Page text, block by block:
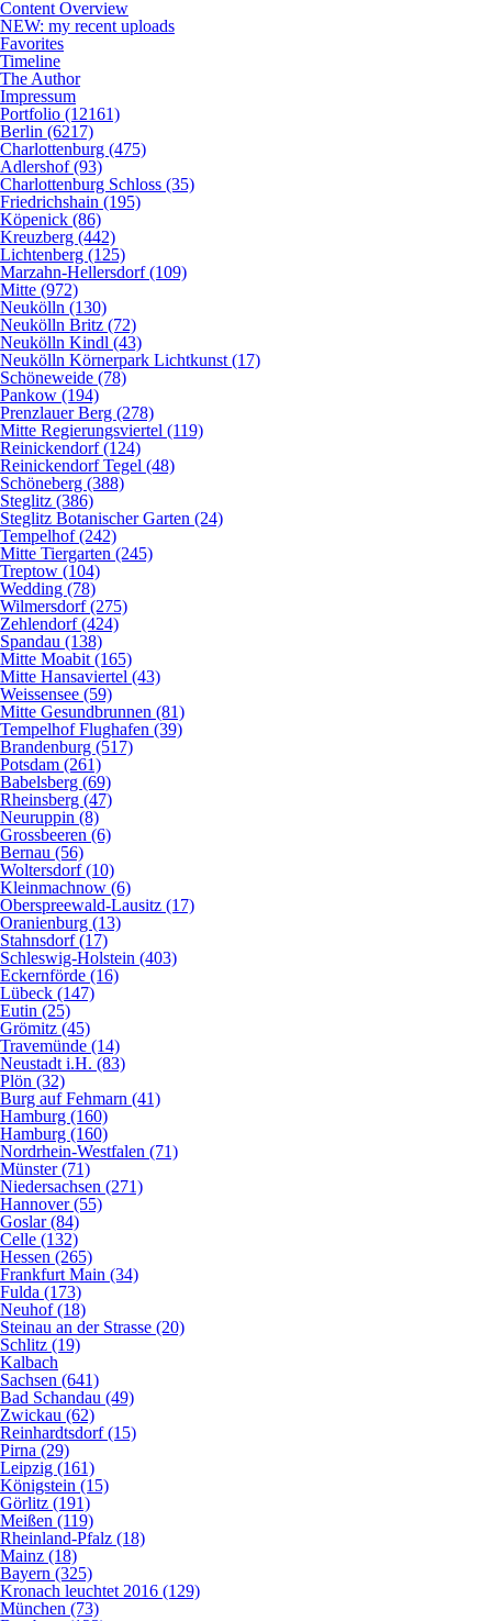
Content Overview
NEW: my recent uploads
Favorites
Timeline
The Author
Impressum
Portfolio (12161)
Berlin (6217)
Charlottenburg (475)
Adlershof (93)
Charlottenburg Schloss (35)
Friedrichshain (195)
Köpenick (86)
Kreuzberg (442)
Lichtenberg (125)
Marzahn-Hellersdorf (109)
Mitte (972)
Neukölln (130)
Neukölln Britz (72)
Neukölln Kindl (43)
Neukölln Körnerpark Lichtkunst (17)
Schöneweide (78)
Pankow (194)
Prenzlauer Berg (278)
Mitte Regierungsviertel (119)
Reinickendorf (124)
Reinickendorf Tegel (48)
Schöneberg (388)
Steglitz (386)
Steglitz Botanischer Garten (24)
Tempelhof (242)
Mitte Tiergarten (245)
Treptow (104)
Wedding (78)
Wilmersdorf (275)
Zehlendorf (424)
Spandau (138)
Mitte Moabit (165)
Mitte Hansaviertel (43)
Weissensee (59)
Mitte Gesundbrunnen (81)
Tempelhof Flughafen (39)
Brandenburg (517)
Potsdam (261)
Babelsberg (69)
Rheinsberg (47)
Neuruppin (8)
Grossbeeren (6)
Bernau (56)
Woltersdorf (10)
Kleinmachnow (6)
Oberspreewald-Lausitz (17)
Oranienburg (13)
Stahnsdorf (17)
Schleswig-Holstein (403)
Eckernförde (16)
Lübeck (147)
Eutin (25)
Grömitz (45)
Travemünde (14)
Neustadt i.H. (83)
Plön (32)
Burg auf Fehmarn (41)
Hamburg (160)
Hamburg (160)
Nordrhein-Westfalen (71)
Münster (71)
Niedersachsen (271)
Hannover (55)
Goslar (84)
Celle (132)
Hessen (265)
Frankfurt Main (34)
Fulda (173)
Neuhof (18)
Steinau an der Strasse (20)
Schlitz (19)
Kalbach
Sachsen (641)
Bad Schandau (49)
Zwickau (62)
Reinhardtsdorf (15)
Pirna (29)
Leipzig (161)
Königstein (15)
Görlitz (191)
Meißen (119)
Rheinland-Pfalz (18)
Mainz (18)
Bayern (325)
Kronach leuchtet 2016 (129)
München (73)